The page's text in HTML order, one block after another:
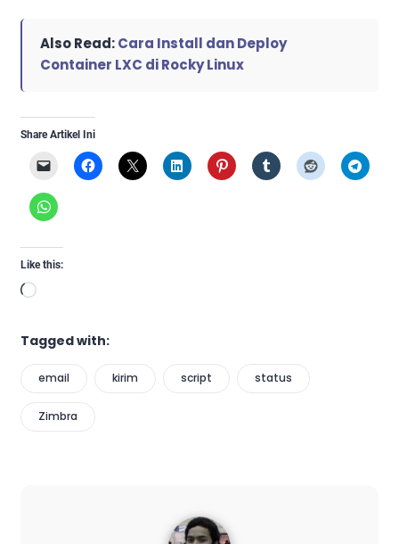
Also Read:Cara Install dan Deploy
Container LXC di Rocky Linux
Share Artikel Ini
Like this:
Loading…
Tagged with:
email kirim script status
Zimbra